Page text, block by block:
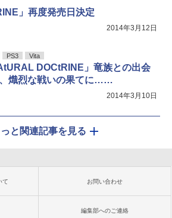
」再度発売日決定
2014年3月12日
PS3 Vita
DOCtRINE」竜族との出会
熾烈な戦いの果てに……
2014年3月10日
っと関連記事を見る
て お問い合わせ
編集部へのご連絡